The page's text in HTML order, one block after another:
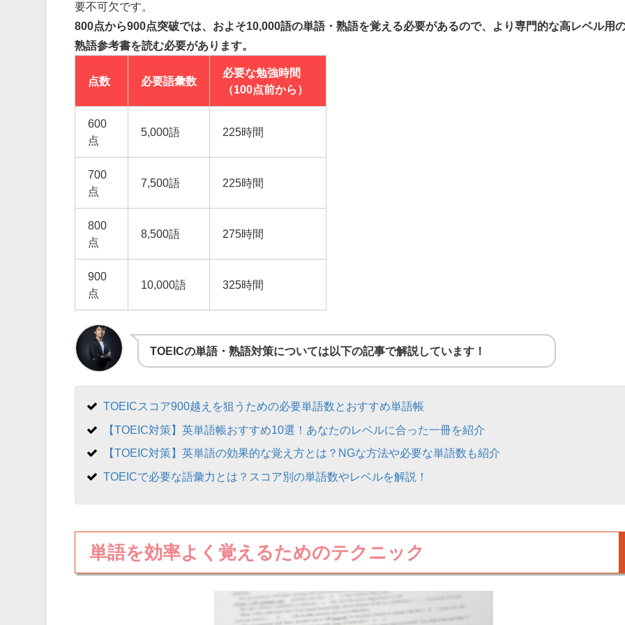
要不可欠です。
800点から900点突破では、およそ10,000語の単語・熟語を覚える必要があるので、より専門的な高レベル用
熟語参考書を読む必要があります。
点数 必要語彙数
必要な勉強時間
（100点前から）
600
点
5,000語 225時間
700
点
7,500語 225時間
800
点
8,500語 275時間
900
点
10,000語 325時間
TOEICの単語・熟語対策については以下の記事で解説しています！
TOEICスコア900越えを狙うための必要単語数とおすすめ単語帳
【TOEIC対策】英単語帳おすすめ10選！あなたのレベルに合った一冊を紹介
【TOEIC対策】英単語の効果的な覚え方とは？NGな方法や必要な単語数も紹介
TOEICで必要な語彙力とは？スコア別の単語数やレベルを解説！
単語を効率よく覚えるためのテクニック